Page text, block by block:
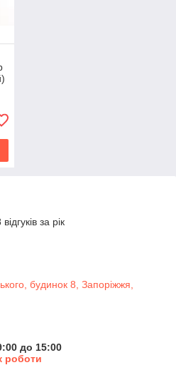
за рік
будинок 8, Запоріжжя,
до 15:00
роботи